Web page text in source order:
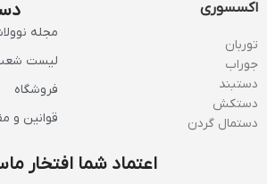
اکسسوری
توربان
جوراب
دستبند
دستکش
دستمال گردن
مجله
لیست
فروشگاه
قوانین و
اعتماد شما افتخار